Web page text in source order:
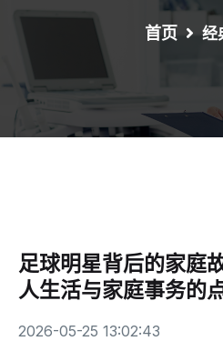
首页 经
足球明星背后的家庭
人生活与家庭事务的
2026-05-25 13:02:43